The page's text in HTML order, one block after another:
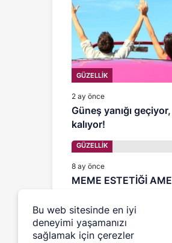
GÜZELLİK
2 ay önce
Güneş yanığı
kalıyor!
GÜZELLİK
8 ay önce
MEME ESTETİĞİ
Bu web sitesinde en iyi
deneyimi yaşamanızı
sağlamak için çerezler